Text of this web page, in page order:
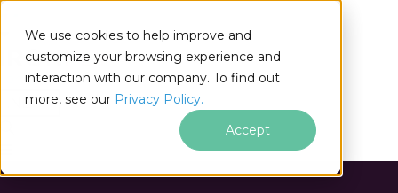
We use cookies to help improve and
customize your browsing experience and
interaction with our company. To find out
more, see our Privacy Policy.
Accept
.NET